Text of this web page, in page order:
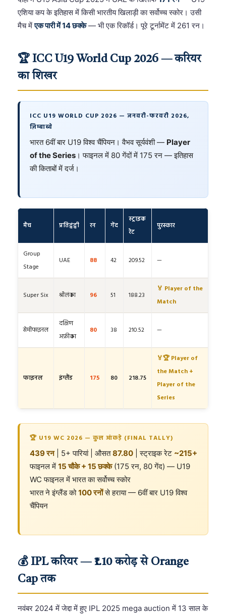
एशिया कप के इतिहास में किसी भारतीय खिलाड़ी का सर्वोच्च स्कोर। उसी
मैच मेंएक पारी में 14 छक्के— भी एक रिकॉर्ड। पूरे टूर्नामेंट में 261 रन।
🏆 ICC U19 World Cup 2026 — करियर
का शिखर
ICC U19 WORLD CUP 2026 — जनवरी-फरवरी 2026,
ज़िम्बाब्वे
भारत 6वीं बार U19 विश्व चैंपियन। वैभव सूर्यवंशी — Player
of the Series । फाइनल में 80 गेंदों में 175 रन — इतिहास
की किताबों में दर्ज।
मैच प्रतिद्वंद्वी रन गेंद
स्ट्राइक
रेट
पुरस्कार
Group
Stage
UAE 88 42 209.52 —
Super Six श्रीलंका 96 51 188.23
🏅 Player of the
Match
सेमीफाइनल
दक्षिण
अफ्रीका
80 38 210.52 —
फाइनल इंग्लैंड 175 80 218.75
🏅🏆 Player of
the Match +
Player of the
Series
🏆 U19 WC 2026 — कुल आंकड़े (FINAL TALLY)
439 रन| 5+ पारियां | औसत87.80 | स्ट्राइक रेट ~215+
फाइनल में 15 चौके + 15 छक्के(175 रन, 80 गेंद) — U19
WC फाइनल में भारत का सर्वोच्च स्कोर
भारत ने इंग्लैंड को100 रनोंसे हराया — 6वीं बार U19 विश्व
चैंपियन
💰 IPL करियर — ₹1.10 करोड़ से Orange
Cap तक
नवंबर 2024 में जेद्दा में हुए IPL 2025 mega auction में 13 साल के